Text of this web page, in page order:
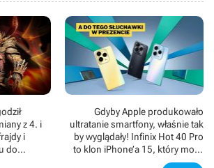
z 4. i
i
do
Gdyby Apple produkowało
ultratanie smartfony, właśnie tak
by wyglądały! Infinix Hot 40 Pro
to klon iPhone’a 15, który może
zachwycić nie tylko ceną